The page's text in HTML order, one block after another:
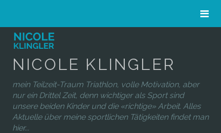
NICOLE KLINGLER
mein Teilzeit-Traum Triathlon, volle Motivation, aber
nur ein Drittel Zeit, denn wichtiger als Sport sind
unsere beiden Kinder und die «richtige» Arbeit. Alles
Aktuelle über meine sportlichen Tätigkeiten findet man
hier...